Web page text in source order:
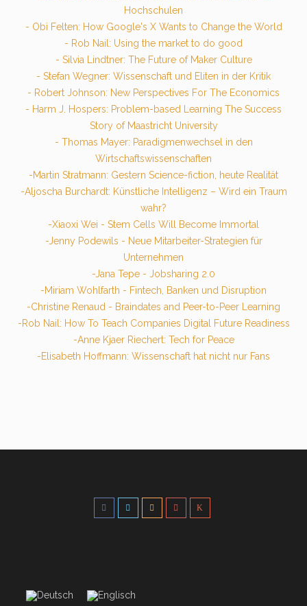
Hochschulen
- Obi Felten: How Google's X Wants to Change the World
- Rob Nail: Using the market to do good
- Silvia Lindtner: The Future of Maker Culture
- Stefan Wegner: Wissenschaft und Eliten in der Kritik
- Robert Johnson: New Perspectives For The Economics
- Harm J. Hospers: Problem-based Learning The Success
Story of Maastricht University
- Thomas Mayer: Paradigmenwechsel in den
Wirtschaftswissenschaften
-Martin Stratmann: Gestern Science-fiction, heute Realität
-Aljoscha Burchardt: Künstliche Intelligenz – Wird ein Traum
wahr?
-Xiaoxi Wei - Stem Cells Will Become Immortal
-Jenny Podewils - Neue Mitarbeiter-Strategien für
Unternehmen
-Jana Tepe - Jobsharing 2.0
-Miriam Wohlfarth - Fintech, Banken und Disruption
-Christine Renaud - Braindates and Peer-to-Peer Learning
-Rob Nail: How To Teach Companies Digital Future Readiness
-Anne Kjaer Riechert: Tech for Peace
-Elisabeth Hoffmann: Wissenschaft hat nicht nur Fans